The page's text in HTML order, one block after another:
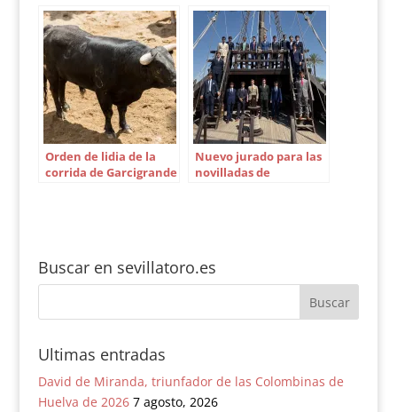
Fuente
Orden de lidia de la
corrida de Garcigrande
Nuevo jurado para las
novilladas de
Buscar en sevillatoro.es
Ultimas entradas
David de Miranda, triunfador de las Colombinas de
Huelva de 2026 7 agosto, 2026